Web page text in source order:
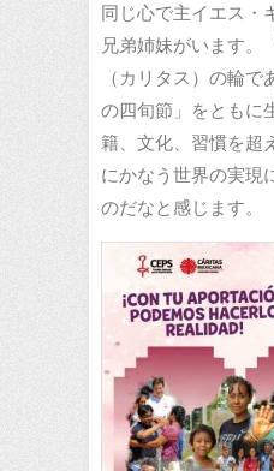
同じ心で主イエス・
兄弟姉妹がいます。
（カリタス）の輪
の四旬節」をともに
籍、文化、習慣を超
にかなう世界の実現
のだなと感じます。